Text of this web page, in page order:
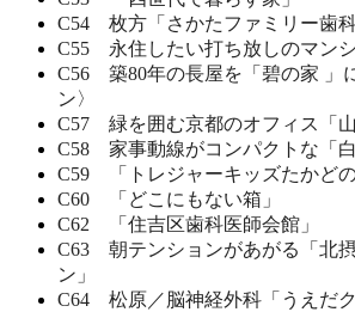
C54 枚方「さかたファミリー歯科
C55 永住したい打ち放しのマンシ
C56 築80年の長屋を「碧の家 」
ン〉
C57 緑を囲む京都のオフィス「山
C58 家事動線がコンパクトな「白
C59 「トレジャーキッズたかどの
C60 「どこにもない箱」
C62 「住吉区歯科医師会館」
C63 朝テンションがあがる「北
ン」
C64 松原／脳神経外科「うえだク